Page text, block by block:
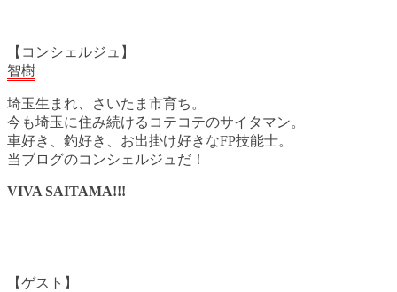
【コンシェルジュ】
智樹
埼玉生まれ、さいたま市育ち。
今も埼玉に住み続けるコテコテのサイタマン。
車好き、釣好き、お出掛け好きなFP技能士。
当ブログのコンシェルジュだ！
VIVA SAITAMA!!!
【ゲスト】